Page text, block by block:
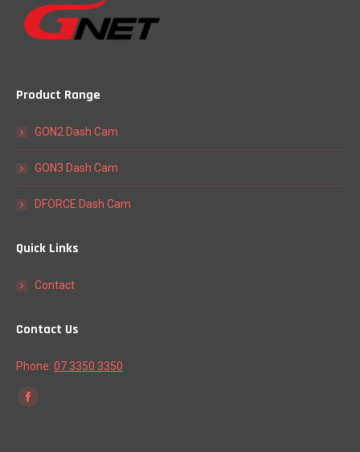
Product Range
GON2 Dash Cam
GON3 Dash Cam
DFORCE Dash Cam
Quick Links
Contact
Contact Us
Phone: 07 3350 3350
Find us on:
Facebook